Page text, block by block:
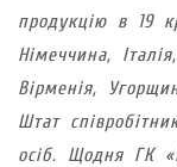
продукцію в 19
Німеччина,
Вірменія,
Штат
осіб. Щодня ГК